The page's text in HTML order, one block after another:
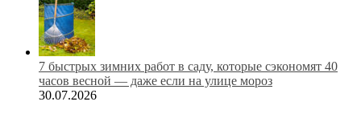
7 быстрых зимних работ в саду, которые сэкономят 40
часов весной — даже если на улице мороз
30.07.2026